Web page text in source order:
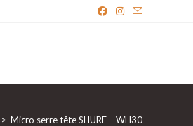
> Micro serre tête SHURE – WH30